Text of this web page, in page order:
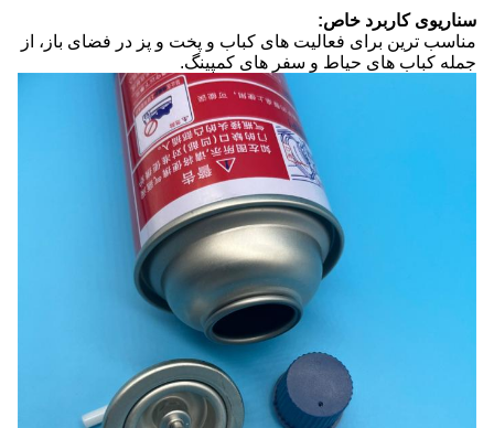
سناریوی کاربرد خاص:
مناسب ترین برای فعالیت های کباب و پخت و پز در فضای باز، از
جمله کباب های حیاط و سفر های کمپینگ.